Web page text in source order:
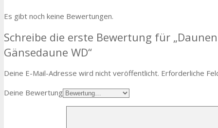
Es gibt noch keine Bewertungen.
Schreibe die erste Bewertung für
Gänsedaune WD“
Deine E-Mail-Adresse wird nicht veröffentlicht. Erforderliche
Deine Bewertung